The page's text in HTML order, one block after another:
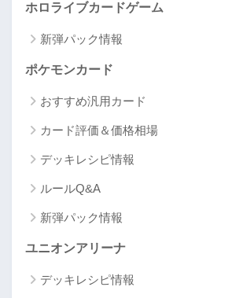
ホロライブカードゲーム
新弾パック情報
ポケモンカード
おすすめ汎用カード
カード評価＆価格相場
デッキレシピ情報
ルールQ&A
新弾パック情報
ユニオンアリーナ
デッキレシピ情報